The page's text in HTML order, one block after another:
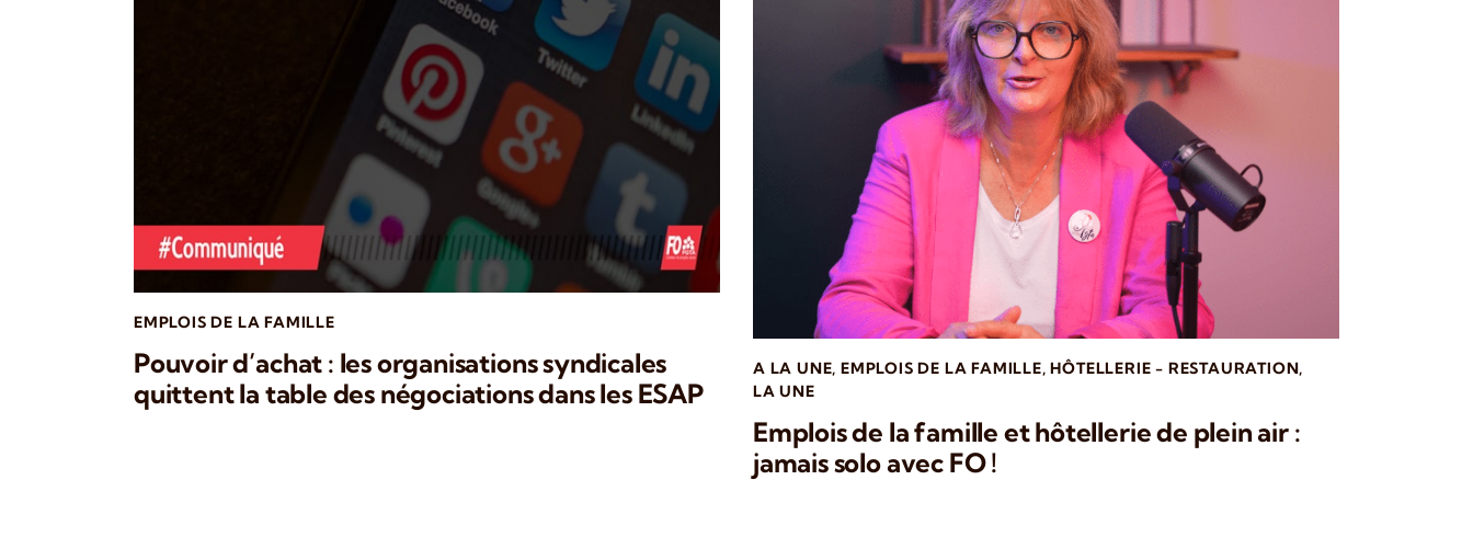
EMPLOIS DE LA FAMILLE
Pouvoir d’achat : les organisations syndicales
quittent la table des négociations dans les ESAP
A LA UNE,EMPLOIS DE LA FAMILLE,HÔTELLERIE - RESTAURATION,
LA UNE
Emplois de la famille et hôtellerie de plein air :
jamais solo avec FO !